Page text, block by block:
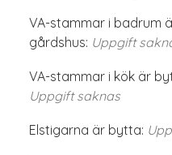
VA-stammar i badrum
gårdshus: Uppgift
VA-stammar i kök är
Uppgift saknas
Elstigarna är bytta: